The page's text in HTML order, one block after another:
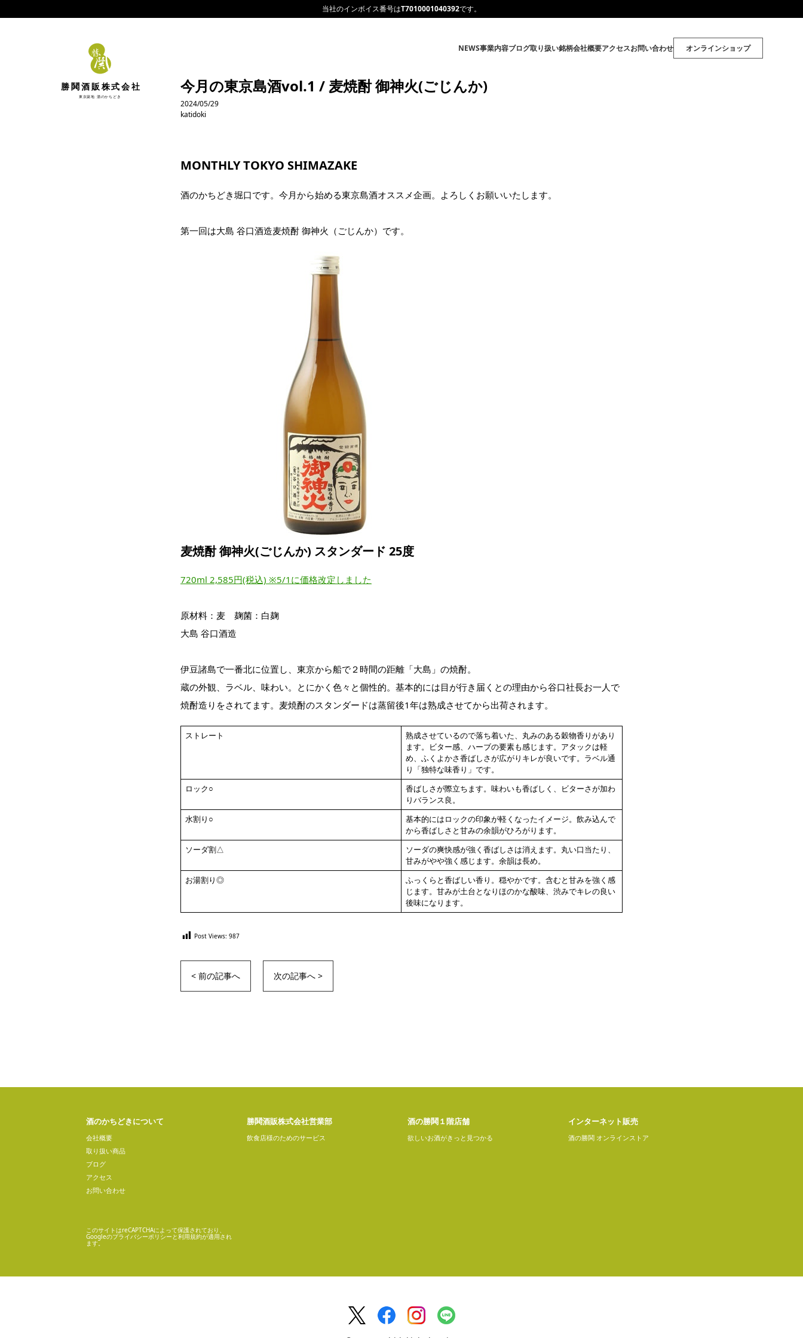
当社のインボイス番号はT7010001040392です。
勝鬨酒販株式会社
東京築地 酒のかちどき
NEWS事業内容ブログ取り扱い銘柄会社概要アクセスお問い合わせ オンラインショップ
今月の東京島酒vol.1 / 麦焼酎 御神火(ごじんか)
2024/05/29
katidoki
MONTHLY TOKYO SHIMAZAKE
酒のかちどき堀口です。今月から始める東京島酒オススメ企画。よろしくお願いいたします。
第一回は大島 谷口酒造麦焼酎 御神火（ごじんか）です。
麦焼酎 御神火(ごじんか) スタンダード 25度
720ml 2,585円(税込) ※5/1に価格改定しました
原材料：麦 麹菌：白麹
大島 谷口酒造
伊豆諸島で一番北に位置し、東京から船で２時間の距離「大島」の焼酎。
蔵の外観、ラベル、味わい。とにかく色々と個性的。基本的には目が行き届くとの理由から谷口社長お一人で
焼酎造りをされてます。麦焼酎のスタンダードは蒸留後1年は熟成させてから出荷されます。
ストレート
熟成させているので落ち着いた、丸みのある穀物香りがあり
ます。ビター感、ハーブの要素も感じます。アタックは軽
め、ふくよかさ香ばしさが広がりキレが良いです。ラベル通
り「独特な味香り」です。
ロック○
香ばしさが際立ちます。味わいも香ばしく、ビターさが加わ
りバランス良。
水割り○
基本的にはロックの印象が軽くなったイメージ。飲み込んで
から香ばしさと甘みの余韻がひろがります。
ソーダ割△
ソーダの爽快感が強く香ばしさは消えます。丸い口当たり、
甘みがやや強く感じます。余韻は長め。
お湯割り◎
ふっくらと香ばしい香り。穏やかです。含むと甘みを強く感
じます。甘みが土台となりほのかな酸味、渋みでキレの良い
後味になります。
Post Views: 987
< 前の記事へ 次の記事へ >
酒のかちどきについて
会社概要
取り扱い商品
ブログ
アクセス
お問い合わせ
勝鬨酒販株式会社営業部
飲食店様のためのサービス
酒の勝鬨１階店舗
欲しいお酒がきっと見つかる
インターネット販売
酒の勝鬨 オンラインストア
このサイトはreCAPTCHAによって保護されており、
Googleのプライバシーポリシーと利用規約が適用され
ます。